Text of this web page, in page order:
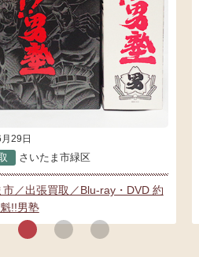
29日
さいたま市緑区
市／出張買取／Blu-ray・DVD 約
!!男塾